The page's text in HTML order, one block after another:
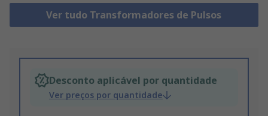
Ver tudo Transformadores de Pulsos
Desconto aplicável por quantidade
Ver preços por quantidade